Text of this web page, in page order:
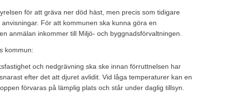
för att gräva ner död häst, men precis som tidigare
För att kommunen ska kunna göra en
anmälan inkommer till Miljö- och byggnadsförvaltningen.
kommun:
och nedgrävning ska ske innan förruttnelsen har
efter det att djuret avlidit. Vid låga temperaturer kan en
förvaras på lämplig plats och står under daglig tillsyn.